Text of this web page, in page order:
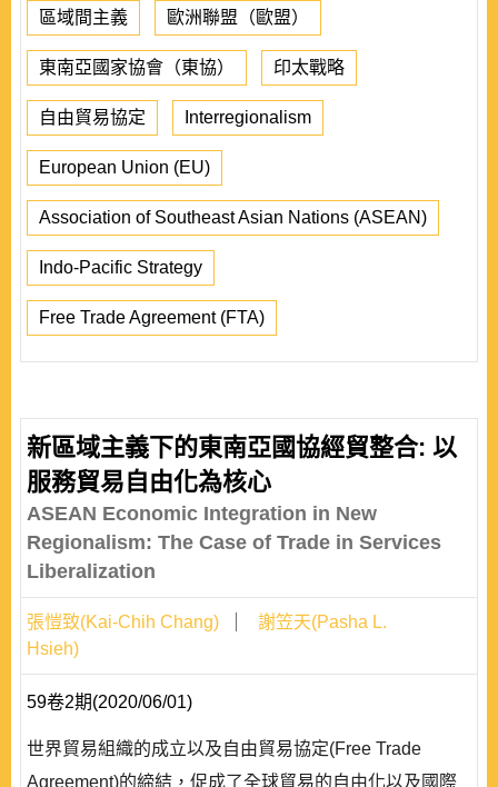
區域間主義 歐洲聯盟（歐盟）
東南亞國家協會（東協） 印太戰略
自由貿易協定 Interregionalism
European Union (EU)
Association of Southeast Asian Nations (ASEAN)
Indo-Pacific Strategy
Free Trade Agreement (FTA)
新區域主義下的東南亞國協經貿整合: 以
服務貿易自由化為核心
ASEAN Economic Integration in New
Regionalism: The Case of Trade in Services
Liberalization
張愷致(Kai-Chih Chang)
謝笠天(Pasha L.
Hsieh)
59卷2期(2020/06/01)
世界貿易組織的成立以及自由貿易協定(Free Trade
Agreement)的締結，促成了全球貿易的自由化以及國際